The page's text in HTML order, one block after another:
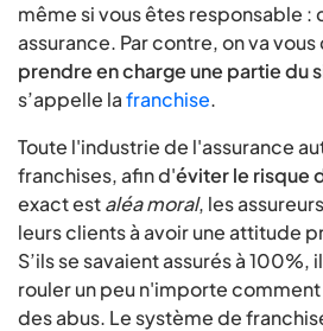
même si vous êtes responsable
assurance. Par contre, on va
prendre en charge une partie du
s’appelle lafranchise.
Toute l'industrie de l'assurance
franchises, afin d'éviter le risque
exact estaléa moral, les
leurs clients à avoir une attitude
S’ils se savaient assurés à
rouler un peu n'importe
des abus. Le système de